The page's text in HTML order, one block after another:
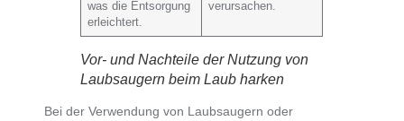
was die Entsorgung
erleichtert.
verursachen.
Vor- und Nachteile der Nutzung von
Laubsaugern beim Laub harken
Bei derVerwendung von Laubsaugern oder